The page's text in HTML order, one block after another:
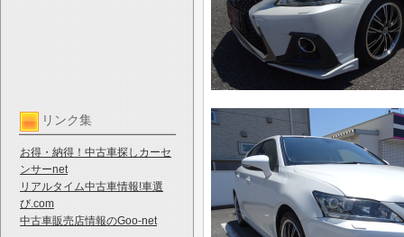
リンク集
お得・納得！中古車探しカーセ
ンサーnet
リアルタイム中古車情報!車選
び.com
中古車販売店情報のGoo-net